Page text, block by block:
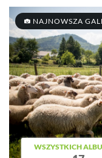
NAJNOWSZA
WSZYSTKICH